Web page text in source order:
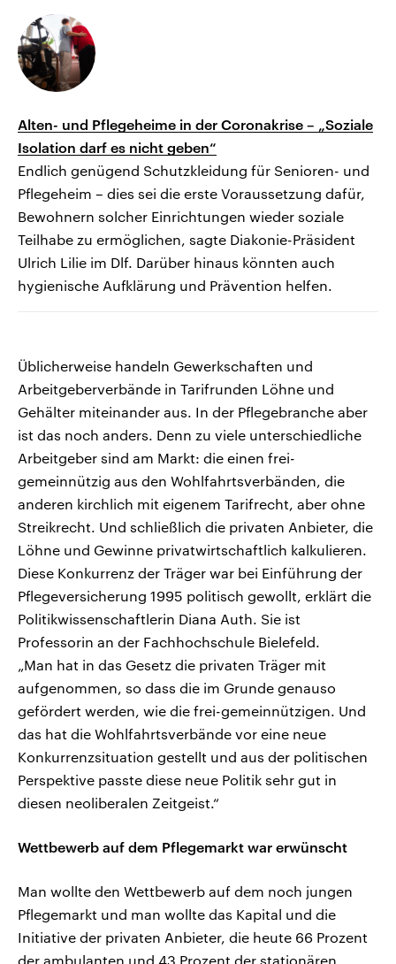
Alten- und Pflegeheime in der Coronakrise – „Soziale
Isolation darf es nicht geben“
Endlich genügend Schutzkleidung für Senioren- und
Pflegeheim – dies sei die erste Voraussetzung dafür,
Bewohnern solcher Einrichtungen wieder soziale
Teilhabe zu ermöglichen, sagte Diakonie-Präsident
Ulrich Lilie im Dlf. Darüber hinaus könnten auch
hygienische Aufklärung und Prävention helfen.
Üblicherweise handeln Gewerkschaften und
Arbeitgeberverbände in Tarifrunden Löhne und
Gehälter miteinander aus. In der Pflegebranche aber
ist das noch anders. Denn zu viele unterschiedliche
Arbeitgeber sind am Markt: die einen frei-
gemeinnützig aus den Wohlfahrtsverbänden, die
anderen kirchlich mit eigenem Tarifrecht, aber ohne
Streikrecht. Und schließlich die privaten Anbieter, die
Löhne und Gewinne privatwirtschaftlich kalkulieren.
Diese Konkurrenz der Träger war bei Einführung der
Pflegeversicherung 1995 politisch gewollt, erklärt die
Politikwissenschaftlerin Diana Auth. Sie ist
Professorin an der Fachhochschule Bielefeld.
„Man hat in das Gesetz die privaten Träger mit
aufgenommen, so dass die im Grunde genauso
gefördert werden, wie die frei-gemeinnützigen. Und
das hat die Wohlfahrtsverbände vor eine neue
Konkurrenzsituation gestellt und aus der politischen
Perspektive passte diese neue Politik sehr gut in
diesen neoliberalen Zeitgeist.“
Wettbewerb auf dem Pflegemarkt war erwünscht
Man wollte den Wettbewerb auf dem noch jungen
Pflegemarkt und man wollte das Kapital und die
Initiative der privaten Anbieter, die heute 66 Prozent
der ambulanten und 43 Prozent der stationären